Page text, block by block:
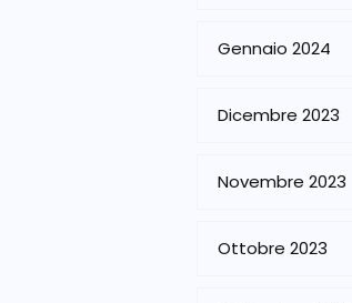
Gennaio 2024
Dicembre 2023
Novembre 2023
Ottobre 2023